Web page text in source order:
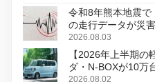
令和8年熊本地震で
の走行データが災
2026.08.03
【2026年上半期
ダ・N-BOXが10万
感
2026.08.02